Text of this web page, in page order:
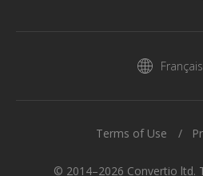
Français
© 2014–2026 Convertio ltd.
Terms of Use